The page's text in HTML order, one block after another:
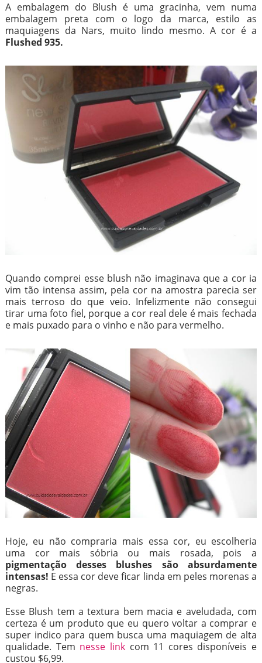
A embalagem do Blush é uma gracinha, vem numa
embalagem preta com o logo da marca, estilo as
maquiagens da Nars, muito lindo mesmo. A cor é a
Flushed 935.
Quando comprei esse blush não imaginava que a cor ia
vim tão intensa assim, pela cor na amostra parecia ser
mais terroso do que veio. Infelizmente não consegui
tirar uma foto fiel, porque a cor real dele é mais fechada
e mais puxado para o vinho e não para vermelho.
Hoje, eu não compraria mais essa cor, eu escolheria
uma cor mais sóbria ou mais rosada, pois a
pigmentação desses blushes são absurdamente
intensas! E essa cor deve ficar linda em peles morenas a
negras.
Esse Blush tem a textura bem macia e aveludada, com
certeza é um produto que eu quero voltar a comprar e
super indico para quem busca uma maquiagem de alta
qualidade. Tem nesse linkcom 11 cores disponíveis e
custou $6,99.